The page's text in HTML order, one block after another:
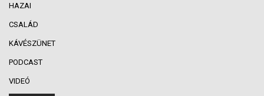
HAZAI
CSALÁD
KÁVÉSZÜNET
PODCAST
VIDEÓ